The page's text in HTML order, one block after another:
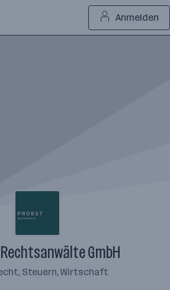
Anmelden
Rechtsanwälte GmbH
Steuern, Wirtschaft